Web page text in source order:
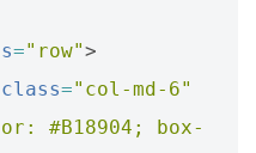
="row">
class="col-md-6"
#B18904; box-